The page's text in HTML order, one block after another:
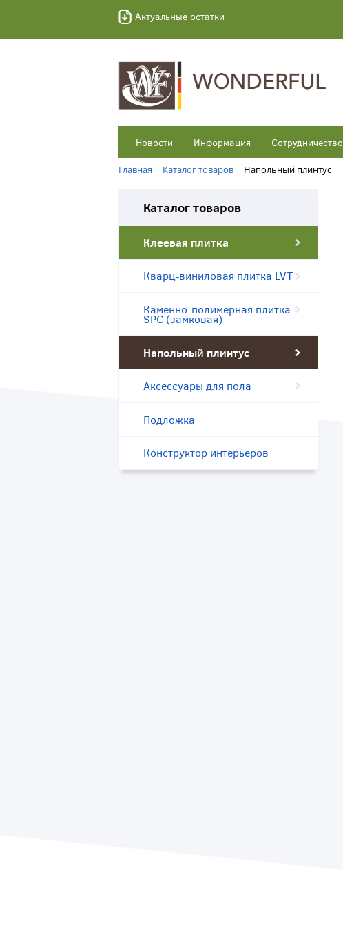
Актуальные остатки
Новости Информация Сотрудничество
Главная Каталог товаров Напольный плинтус
Каталог товаров
Клеевая плитка
Кварц-виниловая плитка LVT
Каменно-полимерная плитка
SPC (замковая)
Напольный плинтус
Аксессуары для пола
Подложка
Конструктор интерьеров